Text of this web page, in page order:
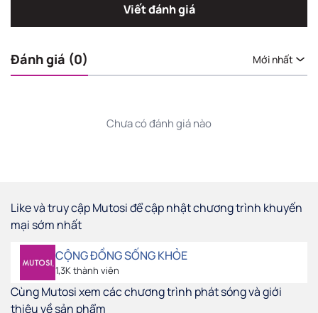
Viết đánh giá
Đánh giá (0) Mới nhất
Chưa có đánh giá nào
Like và truy cập Mutosi để cập nhật chương trình khuyến
mại sớm nhất
CỘNG ĐỒNG SỐNG KHỎE
1,3K thành viên
Cùng Mutosi xem các chương trình phát sóng và giới
thiệu về sản phẩm